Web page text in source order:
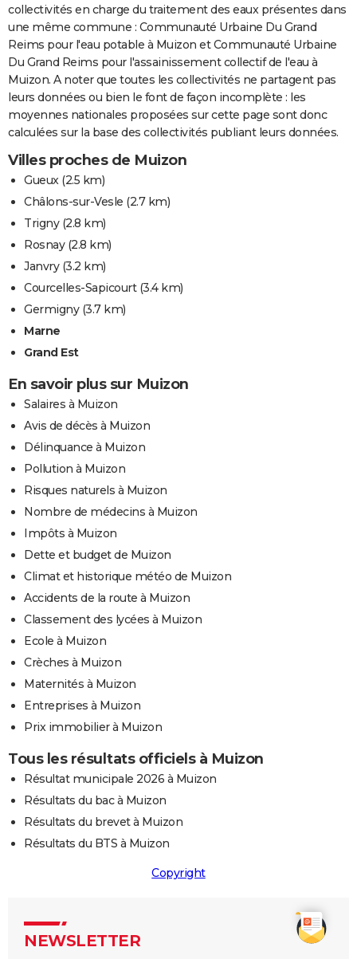
collectivités en charge du traitement des eaux présentes dans
une même commune : Communauté Urbaine Du Grand
Reims pour l'eau potable à Muizon et Communauté Urbaine
Du Grand Reims pour l'assainissement collectif de l'eau à
Muizon. A noter que toutes les collectivités ne partagent pas
leurs données ou bien le font de façon incomplète : les
moyennes nationales proposées sur cette page sont donc
calculées sur la base des collectivités publiant leurs données.
Villes proches de Muizon
Gueux(2.5 km)
Châlons-sur-Vesle (2.7 km)
Trigny(2.8 km)
Rosnay(2.8 km)
Janvry(3.2 km)
Courcelles-Sapicourt(3.4 km)
Germigny(3.7 km)
Marne
Grand Est
En savoir plus sur Muizon
Salaires à Muizon
Avis de décès à Muizon
Délinquance à Muizon
Pollution à Muizon
Risques naturels à Muizon
Nombre de médecins à Muizon
Impôts à Muizon
Dette et budget de Muizon
Climat et historique météo de Muizon
Accidents de la route à Muizon
Classement des lycées à Muizon
Ecole à Muizon
Crèches à Muizon
Maternités à Muizon
Entreprises à Muizon
Prix immobilier à Muizon
Tous les résultats officiels à Muizon
Résultat municipale 2026 à Muizon
Résultats du bac à Muizon
Résultats du brevet à Muizon
Résultats du BTS à Muizon
Copyright
NEWSLETTER